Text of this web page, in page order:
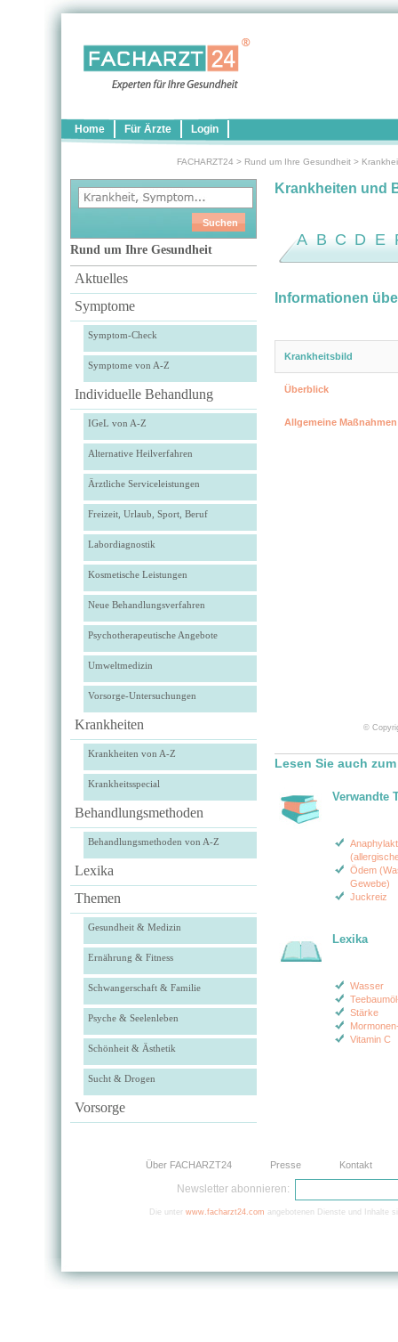
Home Für Ärzte Login
FACHARZT24 > Rund um Ihre Gesundheit >
Rund um Ihre Gesundheit
Aktuelles
Symptome
Symptom-Check
Symptome von A-Z
Individuelle Behandlung
IGeL von A-Z
Alternative Heilverfahren
Ärztliche Serviceleistungen
Freizeit, Urlaub, Sport, Beruf
Labordiagnostik
Kosmetische Leistungen
Neue Behandlungsverfahren
Psychotherapeutische Angebote
Umweltmedizin
Vorsorge-Untersuchungen
Krankheiten
Krankheiten von A-Z
Krankheitsspecial
Behandlungsmethoden
Behandlungsmethoden von A-Z
Lexika
Themen
Gesundheit & Medizin
Ernährung & Fitness
Schwangerschaft & Familie
Psyche & Seelenleben
Schönheit & Ästhetik
Sucht & Drogen
Vorsorge
Krankheiten und
A B C D E
Informationen
Krankheitsbild
Überblick
Allgemeine Maßnahmen
©
Lesen Sie auch
Verwandte
Ödem
Gewebe)
Juckreiz
Lexika
Wasser
Stärke
Vitamin C
Über FACHARZT24 Presse Kontakt
Newsletter abonnieren:
Die unter www.facharzt24.com angebotenen Dienste und Inhalte